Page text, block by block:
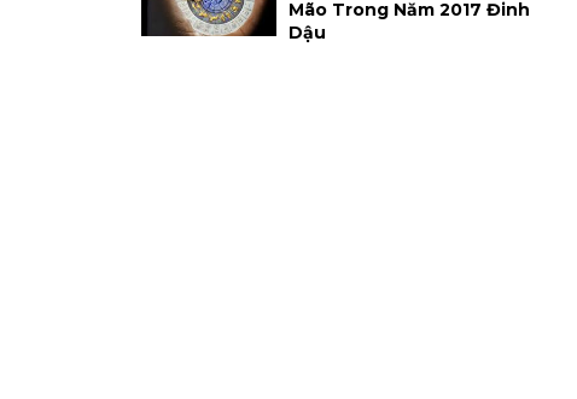
Mão Trong Năm 2017 Đinh
Dậu